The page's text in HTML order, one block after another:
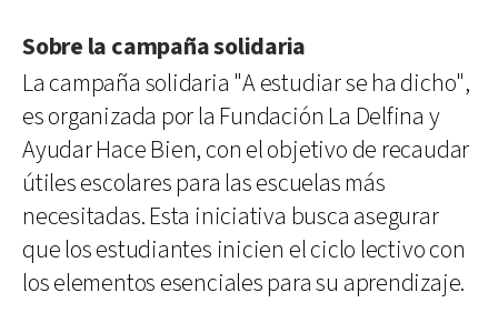
Sobre la campaña solidaria
La campaña solidaria "A estudiar se ha dicho",
es organizada por la Fundación La Delfina y
Ayudar Hace Bien, con el objetivo de recaudar
útiles escolares para las escuelas más
necesitadas. Esta iniciativa busca asegurar
que los estudiantes inicien el ciclo lectivo con
los elementos esenciales para su aprendizaje.